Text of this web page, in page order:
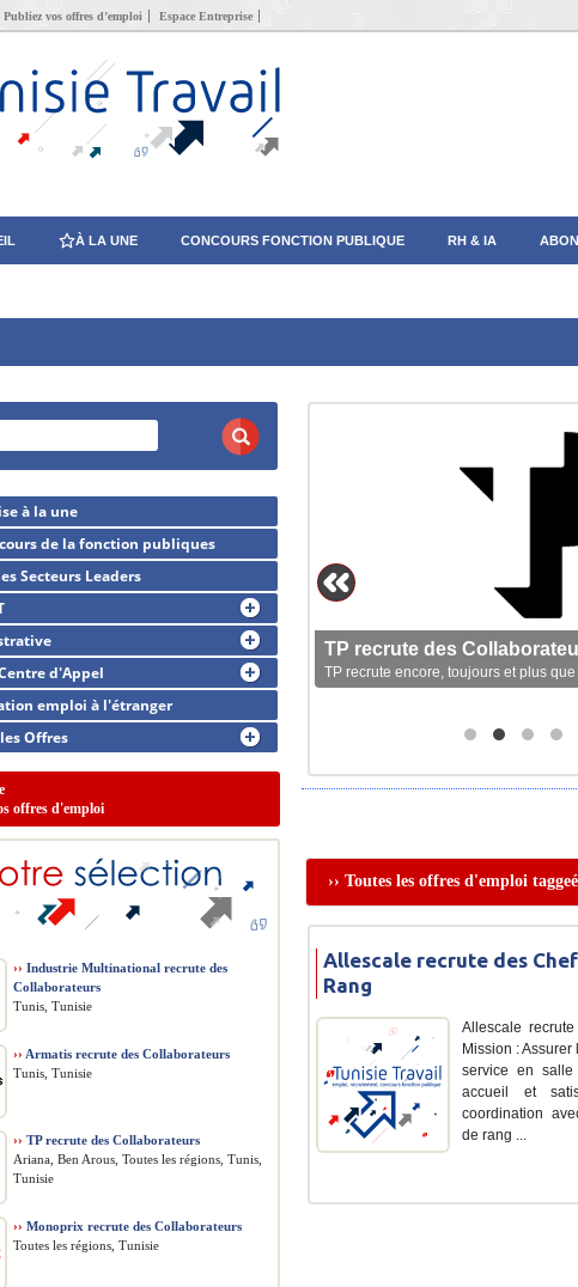
Publiez vos offres d’emploi Espace Entreprise
À LA UNE CONCOURS FONCTION PUBLIQUE RH & IA
TP recrute des
TP recrute encore, toujours et plus
›› Toutes les offres d'emploi
Allescale recrute des
Rang
Allescale
Mission :
service en
accueil et
coordination
de rang ...
à la une
de la fonction publiques
Secteurs Leaders
d'Appel
emploi à l'étranger
Offres
offres d'emploi
›› Industrie Multinational recrute des
Collaborateurs
Tunis, Tunisie
›› Armatis recrute des Collaborateurs
Tunis, Tunisie
›› TP recrute des Collaborateurs
Ariana, Ben Arous, Toutes les régions, Tunis,
Tunisie
›› Monoprix recrute des Collaborateurs
Toutes les régions, Tunisie